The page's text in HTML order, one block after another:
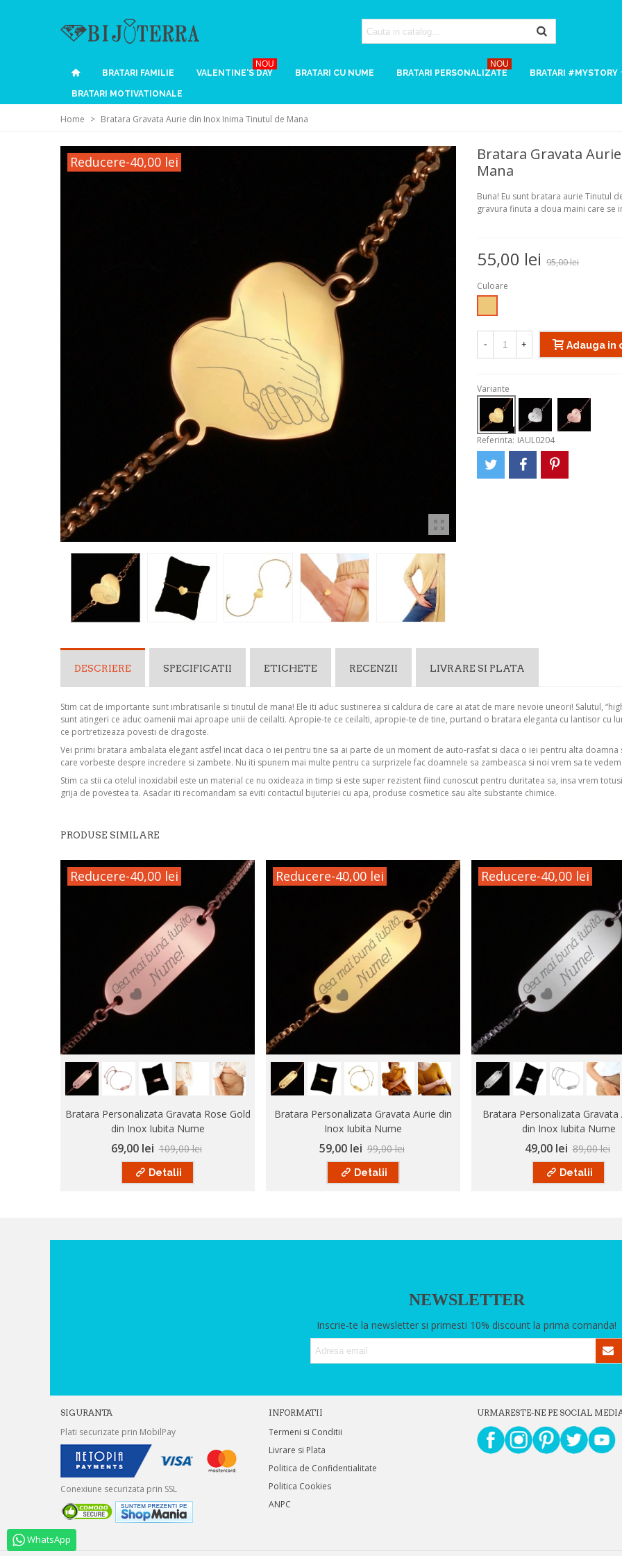
WhatsApp
BRATARI FAMILIE VALENTINE'S DAY
NOU
BRATARI CU NUME
BRATARI PERSONALIZATE
NOU
BRATARI #MYSTORY
BRATARI MOTIVATIONALE
Home > Bratara Gravata Aurie din Inox Inima Tinutul de Mana
Reducere-40,00 lei
Bratara Gravata
Mana
Buna! Eu sunt bratara aurie Tinutul
gravura finuta a doua maini care se
55,00 lei 95,00 lei
Culoare
- + Adauga in
Variante
Referinta: IAUL0204
DESCRIERE SPECIFICATII ETICHETE RECENZII LIVRARE SI PLATA
Stim cat de importante sunt imbratisarile si tinutul de mana! Ele iti aduc sustinerea si caldura de care ai atat de mare nevoie uneori! Salutul,
sunt atingeri ce aduc oamenii mai aproape unii de ceilalti. Apropie-te ce ceilalti, apropie-te de tine, purtand o bratara eleganta cu lantisor cu
ce portretizeaza povesti de dragoste.
Vei primi bratara ambalata elegant astfel incat daca o iei pentru tine sa ai parte de un moment de auto-rasfat si daca o iei pentru alta
care vorbeste despre incredere si zambete. Nu iti spunem mai multe pentru ca surprizele fac doamnele sa zambeasca si noi vrem sa te
Stim ca stii ca otelul inoxidabil este un material ce nu oxideaza in timp si este super rezistent fiind cunoscut pentru duritatea sa, insa vrem
grija de povestea ta. Asadar iti recomandam sa eviti contactul bijuteriei cu apa, produse cosmetice sau alte substante chimice.
PRODUSE SIMILARE
Reducere-40,00 lei
Bratara Personalizata Gravata Rose Gold
din Inox Iubita Nume
69,00 lei 109,00 lei
Detalii
Reducere-40,00 lei
Bratara Personalizata Gravata Aurie din
Inox Iubita Nume
59,00 lei 99,00 lei
Detalii
Reducere-40,00 lei
Bratara Personalizata Gravata
din Inox Iubita Nume
49,00 lei 89,00 lei
Detalii
NEWSLETTER
Inscrie-te la newsletter si primesti 10% discount la prima comanda!
SIGURANTA
Plati securizate prin MobilPay
Conexiune securizata prin SSL
INFORMATII
Termeni si Conditii
Livrare si Plata
Politica de Confidentialitate
Politica Cookies
ANPC
URMARESTE-NE PE SOCIAL